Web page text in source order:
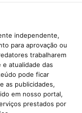
independente,
para aprovação ou
trabalharem
atualidade das
pode ficar
as publicidades,
em nosso portal,
prestados por